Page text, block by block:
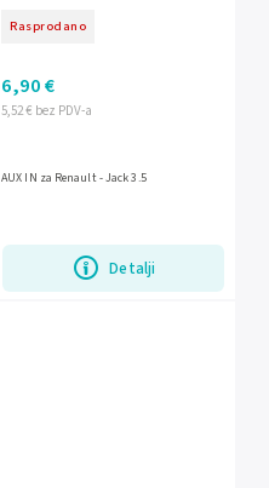
Rasprodano
5,52 € bez PDV-a
6,90 €
Detalji
AUX IN za Renault - Jack 3.5